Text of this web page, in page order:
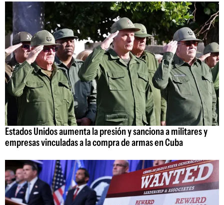
Estados Unidos aumenta la presión y sanciona a militares y
empresas vinculadas a la compra de armas en Cuba